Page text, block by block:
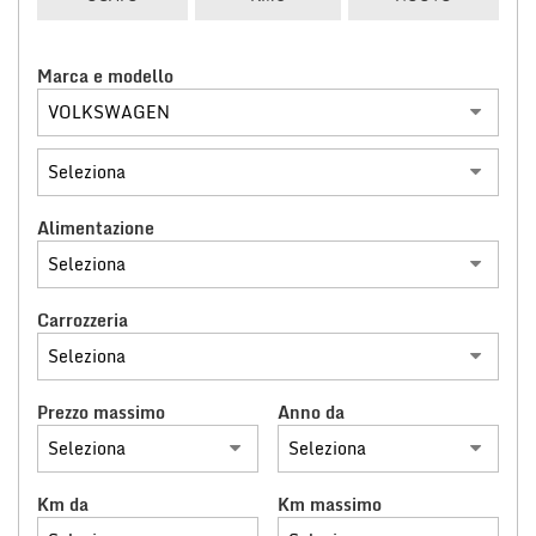
CONTATTACI
Marca e modello
Alimentazione
Carrozzeria
Prezzo massimo Anno da
Km da Km massimo
tracciamento
per
offrire
funzionalità
svolgere
le
attività
seguito
descritte.
Per
ottenere
informazioni
sull'utilità
funzionamento